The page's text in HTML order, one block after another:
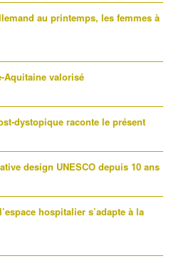
au printemps, les femmes à
Aquitaine valorisé
dystopique raconte le présent
design UNESCO depuis 10 ans
hospitalier s’adapte à la